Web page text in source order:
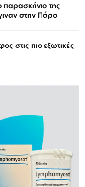
της
στην Πάρο
στις πιο εξωτικές